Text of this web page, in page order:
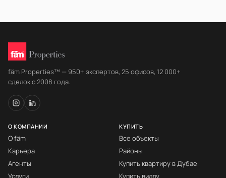
fäm Properties™ — 950+ экспертов, 25 офисов, 12 000+
сделок с 2008 года.
О КОМПАНИИ
О fäm
Карьера
Агенты
Услуги
КУПИТЬ
Все объекты
Районы
Купить квартиру в Дубае
Купить виллу